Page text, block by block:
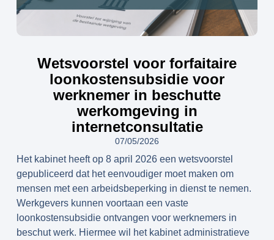
Wetsvoorstel voor forfaitaire
loonkostensubsidie voor
werknemer in beschutte
werkomgeving in
internetconsultatie
07/05/2026
Het kabinet heeft op 8 april 2026 een wetsvoorstel
gepubliceerd dat het eenvoudiger moet maken om
mensen met een arbeidsbeperking in dienst te nemen.
Werkgevers kunnen voortaan een vaste
loonkostensubsidie ontvangen voor werknemers in
beschut werk. Hiermee wil het kabinet administratieve